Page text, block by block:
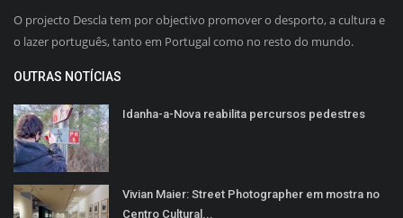
O projecto Descla tem por objectivo promover o desporto, a cultura e
o lazer português, tanto em Portugal como no resto do mundo.
OUTRAS NOTÍCIAS
Idanha-a-Nova reabilita percursos pedestres
Vivian Maier: Street Photographer em mostra no
Centro Cultural...